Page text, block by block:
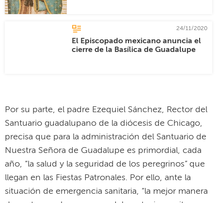
24/11/2020
El Episcopado mexicano anuncia el
cierre de la Basílica de Guadalupe
Por su parte, el padre Ezequiel Sánchez, Rector del
Santuario guadalupano de la diócesis de Chicago,
precisa que para la administración del Santuario de
Nuestra Señora de Guadalupe es primordial, cada
año, “la salud y la seguridad de los peregrinos” que
llegan en las Fiestas Patronales. Por ello, ante la
situación de emergencia sanitaria, “la mejor manera